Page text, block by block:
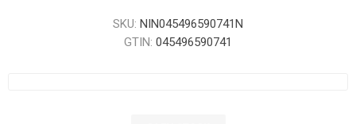
SKU: NIN045496590741N
GTIN: 045496590741